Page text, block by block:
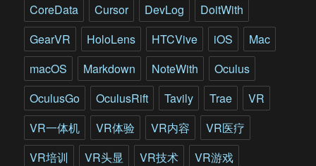
来
看
看
外
媒
怎
么
说
CoreData
Cursor DevLog
DoitWith
GearVR
HoloLens HTCVive iOS
Mac
macOS
Markdown NoteWith
Oculus
OculusGo
OculusRift Tavily Trae
VR
VR一体机
VR体验 VR内容
VR医疗
VR培训
VR头显 VR技术
VR游戏